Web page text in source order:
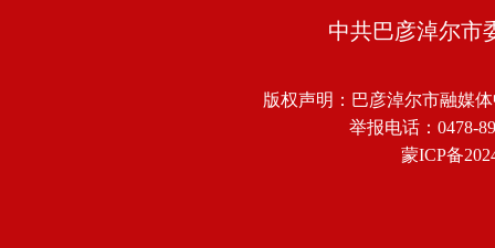
中共巴彦淖尔市
版权声明：巴彦淖尔市融媒
举报电话：0478-
蒙ICP备